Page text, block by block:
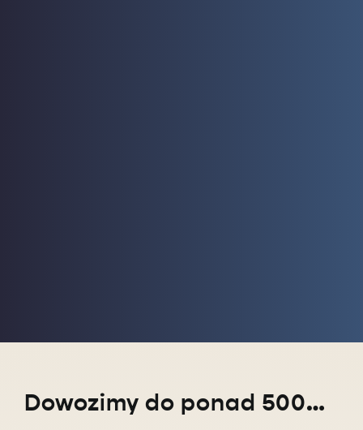
Dowozimy do ponad 5000 miejscowości w całym kraju!